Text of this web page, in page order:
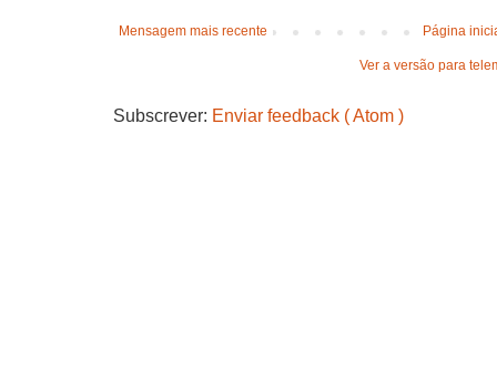
Mensagem mais recente Página
Ver a versão para
Subscrever: Enviar feedback ( Atom )